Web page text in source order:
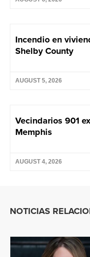
Incendio en
Shelby County
AUGUST 5, 2026
Vecindarios 901
Memphis
AUGUST 4, 2026
NOTICIAS